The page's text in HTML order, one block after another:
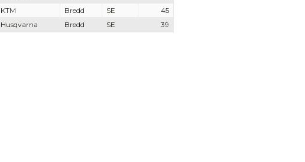
KTM Bredd SE
45
Husqvarna Bredd SE 39